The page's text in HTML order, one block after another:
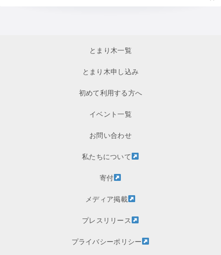
とまり木一覧
とまり木申し込み
初めて利用する方へ
イベント一覧
お問い合わせ
私たちについて
寄付
メディア掲載
プレスリリース
プライバシーポリシー